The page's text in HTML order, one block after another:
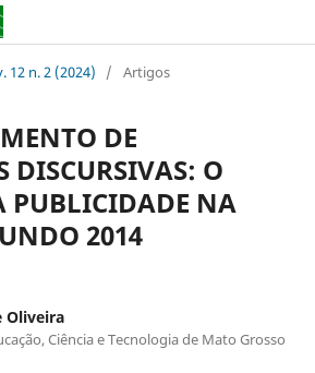
12 n. 2 (2024) / Artigos
DE
DISCURSIVAS: O
PUBLICIDADE NA
2014
Oliveira
Ciência e Tecnologia de Mato Grosso